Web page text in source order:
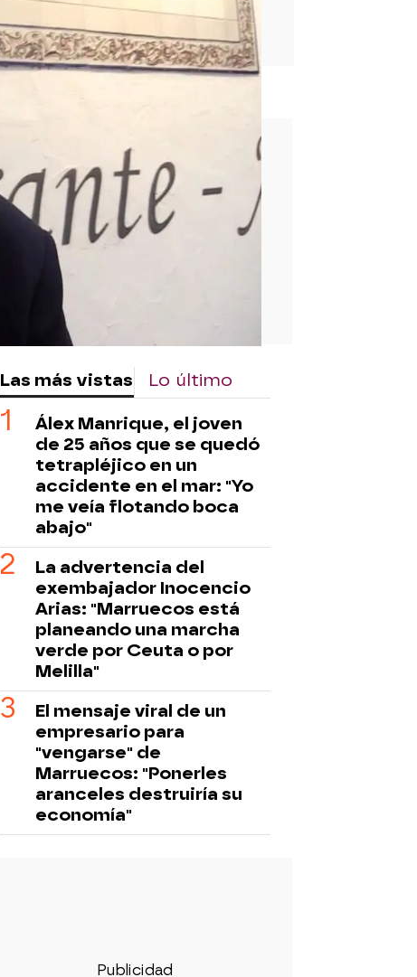
Las más vistas Lo último
Álex Manrique, el joven
de 25 años que se quedó
tetrapléjico en un
accidente en el mar: "Yo
me veía flotando boca
abajo"
La advertencia del
exembajador Inocencio
Arias: "Marruecos está
planeando una marcha
verde por Ceuta o por
Melilla"
El mensaje viral de un
empresario para
"vengarse" de
Marruecos: "Ponerles
aranceles destruiría su
economía"